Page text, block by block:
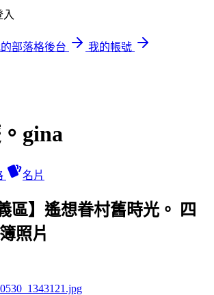
入
部落格後台
我的帳號
gina
名片
區】遙想眷村舊時光。 四
照片